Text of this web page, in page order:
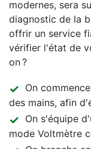
modernes, sera
diagnostic de la
offrir un service
vérifier l'état de
on ?
On
des mains, afin
On s'équipe
mode Voltmètre